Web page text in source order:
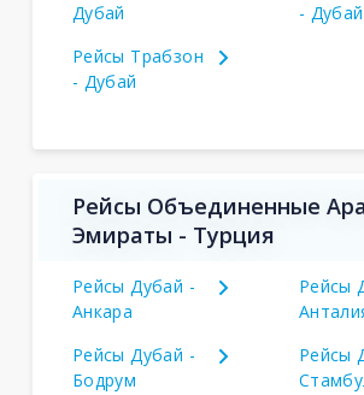
Дубай
- Дубай
Рейсы Трабзон
- Дубай
Рейсы Объединенные
Эмираты - Турция
Рейсы Дубай -
Анкара
Рейсы
Рейсы Дубай -
Бодрум
Рейсы